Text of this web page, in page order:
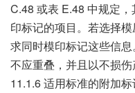
C.48 或表 E.48 中规定
印标记的项目。若选择
求同时模印标记这些信
不应重叠，并且以不损伤
11.1.6 适用标准的附加标